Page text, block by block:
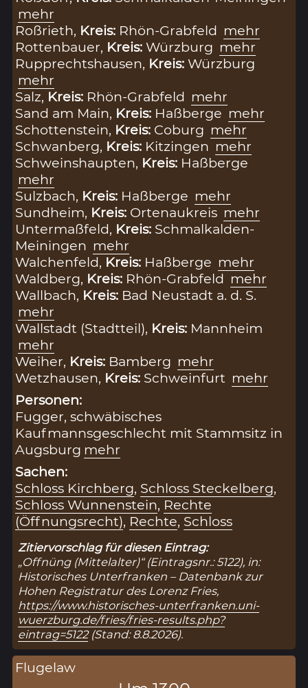
mehr
Roßrieth, Kreis: Rhön-Grabfeld mehr
Rottenbauer, Kreis:Würzburg mehr
Rupprechtshausen, Kreis:Würzburg
mehr
Salz, Kreis: Rhön-Grabfeld mehr
Sand am Main, Kreis: Haßberge mehr
Schottenstein, Kreis: Coburg mehr
Schwanberg, Kreis: Kitzingen mehr
Schweinshaupten, Kreis: Haßberge
mehr
Sulzbach, Kreis: Haßberge mehr
Sundheim, Kreis: Ortenaukreis mehr
Untermaßfeld, Kreis: Schmalkalden-
Meiningen mehr
Walchenfeld, Kreis: Haßberge mehr
Waldberg, Kreis: Rhön-Grabfeld mehr
Wallbach, Kreis: Bad Neustadt a. d. S.
mehr
Wallstadt (Stadtteil), Kreis: Mannheim
mehr
Weiher, Kreis: Bamberg mehr
Wetzhausen, Kreis: Schweinfurt mehr
Personen:
Fugger, schwäbisches
Kaufmannsgeschlecht mit Stammsitz in
Augsburg mehr
Sachen:
Schloss Kirchberg, Schloss Steckelberg,
Schloss Wunnenstein, Rechte
(Öffnungsrecht), Rechte, Schloss
Zitiervorschlag für diesen Eintrag:
„Offnüng (Mittelalter)“ (Eintragsnr.: 5122), in:
Historisches Unterfranken – Datenbank zur
Hohen Registratur des Lorenz Fries,
https://www.historisches-unterfranken.uni-
wuerzburg.de/fries/fries-results.php?
eintrag=5122(Stand: 8.8.2026).
Flugelaw